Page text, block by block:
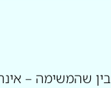
שהמשימה –